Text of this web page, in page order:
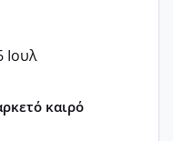
Ιουλ
καιρό